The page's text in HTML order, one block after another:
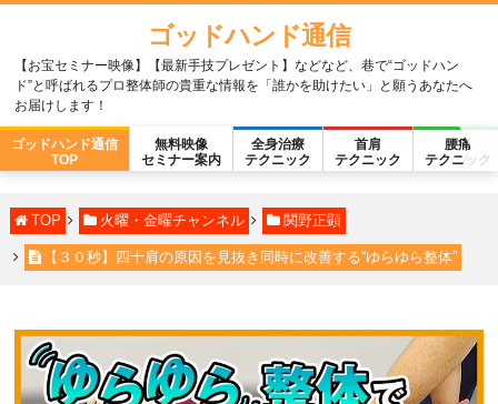
ゴッドハンド通信
【お宝セミナー映像】【最新手技プレゼント】などなど、巷で“ゴッドハン
ド”と呼ばれるプロ整体師の貴重な情報を「誰かを助けたい」と願うあなたへ
お届けします！
ゴッドハンド通信
TOP
無料映像
セミナー案内
全身治療
テクニック
首肩
テクニック
腰痛
テクニック
TOP 火曜・金曜チャンネル 関野正顕
【３０秒】四十肩の原因を見抜き同時に改善する“ゆらゆら整体”